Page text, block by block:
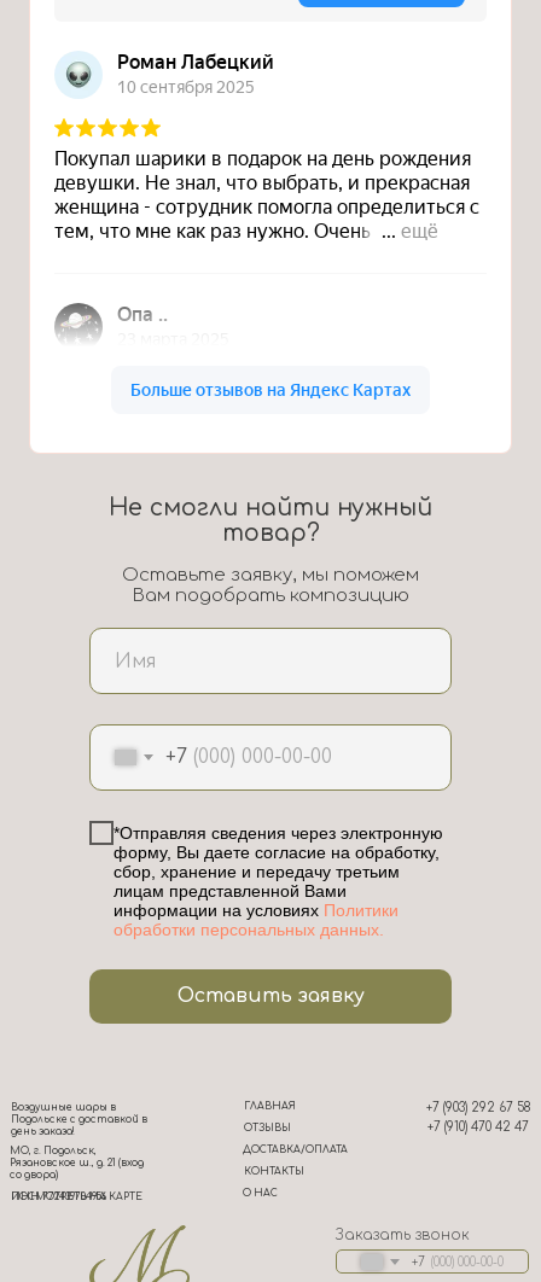
+7
*Отправляя сведения через электронную
форму, Вы даете согласие на обработку,
сбор, хранение и передачу третьим
лицам представленной Вами
информации на условиях Политики
обработки персональных данных.
Оставить заявку
Не смогли найти нужный
товар?
Оставьте заявку, мы поможем
Вам подобрать композицию
ОТЗЫВЫ
ГЛАВНАЯ
ДОСТАВКА/ОПЛАТА
О НАС
КОНТАКТЫ
+7 (903) 292 67 58
+7 (910) 470 42 47
Воздушные шары в
Подольске с доставкой в
день заказа!
МО, г. Подольск,
Рязановское ш., д. 21 (вход
со двора)
ИНН 772439704956
ПОСМОТРЕТЬ НА КАРТЕ
Заказать звонок
+7